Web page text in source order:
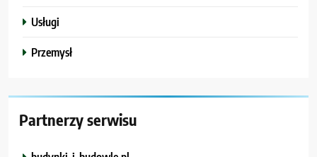
Usługi
Przemysł
Partnerzy serwisu